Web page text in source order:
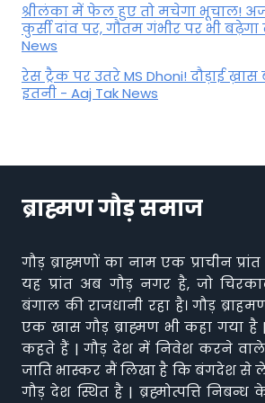
श्रीलंका में फेल हुए तो मचेगा भूचाल!
कुर्सी दांव पर, गौतम गंभीर पर भी बढ़ेगा
News
रेस ट्रैक पर उतरे MS Dhoni! दौड़ाई
इतनी - Aaj Tak News
ब्राह्मण गौड़ समाज
गौड़ ब्राह्मणों का नाम एक प्राचीन
यह प्रांत अब गौड़ नगर है, जो
बंगाल की राजधानी रहा है। गौड़
एक खास गौड़ ब्राह्मण भी कहा गया है
कहते हैं | गौड़ देश में निवेश करने वाले
जाति भास्कर मैं लिखा है कि बंगदेश
गौड़ देश स्थित है | ब्रह्मोत्पत्ति